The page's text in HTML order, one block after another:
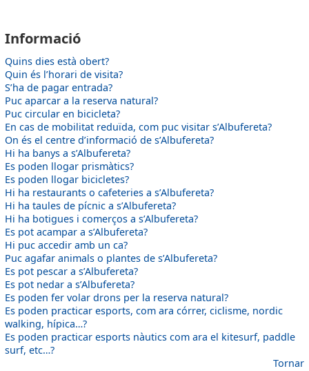
Informació
Quins dies està obert?
Quin és l’horari de visita?
S’ha de pagar entrada?
Puc aparcar a la reserva natural?
Puc circular en bicicleta?
En cas de mobilitat reduïda, com puc visitar s’Albufereta?
On és el centre d’informació de s’Albufereta?
Hi ha banys a s’Albufereta?
Es poden llogar prismàtics?
Es poden llogar bicicletes?
Hi ha restaurants o cafeteries a s’Albufereta?
Hi ha taules de pícnic a s’Albufereta?
Hi ha botigues i comerços a s’Albufereta?
Es pot acampar a s’Albufereta?
Hi puc accedir amb un ca?
Puc agafar animals o plantes de s’Albufereta?
Es pot pescar a s’Albufereta?
Es pot nedar a s’Albufereta?
Es poden fer volar drons per la reserva natural?
Es poden practicar esports, com ara córrer, ciclisme, nordic
walking, hípica…?
Es poden practicar esports nàutics com ara el kitesurf, paddle
surf, etc…?
Tornar